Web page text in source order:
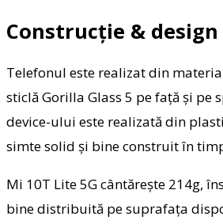
Construcție & design
Telefonul este realizat din
sticlă Gorilla Glass 5 pe față și pe
device-ului este realizată din
simte solid și bine construit în
Mi 10T Lite 5G cântărește 214g,
bine distribuită pe suprafața